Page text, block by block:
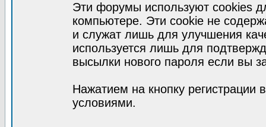
Эти форумы используют cookies
компьютере. Эти cookie не
и служат лишь для улучшения
используется лишь для
высылки нового пароля если вы
Нажатием на кнопку регистрации
условиями.